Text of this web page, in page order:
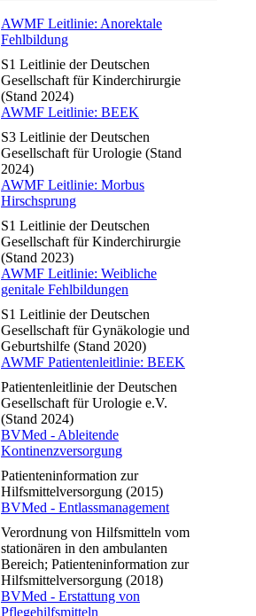
AWMF Leitlinie: Anorektale
Fehlbildung
S1 Leitlinie der Deutschen
Gesellschaft für Kinderchirurgie
(Stand 2024)
AWMF Leitlinie: BEEK
S3 Leitlinie der Deutschen
Gesellschaft für Urologie (Stand
2024)
AWMF Leitlinie: Morbus
Hirschsprung
S1 Leitlinie der Deutschen
Gesellschaft für Kinderchirurgie
(Stand 2023)
AWMF Leitlinie: Weibliche
genitale Fehlbildungen
S1 Leitlinie der Deutschen
Gesellschaft für Gynäkologie und
Geburtshilfe (Stand 2020)
AWMF Patientenleitlinie: BEEK
Patientenleitlinie der Deutschen
Gesellschaft für Urologie e.V.
(Stand 2024)
BVMed - Ableitende
Kontinenzversorgung
Patienteninformation zur
Hilfsmittelversorgung (2015)
BVMed - Entlassmanagement
Verordnung von Hilfsmitteln vom
stationären in den ambulanten
Bereich; Patienteninformation zur
Hilfsmittelversorgung (2018)
BVMed - Erstattung von
Pflegehilfsmitteln